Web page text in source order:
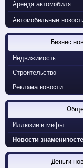
Аренда автомобиля
Автомобильные
Бизнес
Недвижимость
Строительство
Реклама новости
Иллюзии и мифы
Новости
Деньги